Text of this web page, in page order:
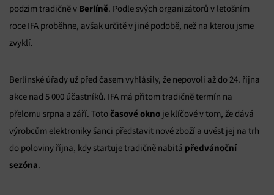
podzim tradičně v Berlíně. Podle svých organizátorů v letošním
roce IFA proběhne, avšak určitě v jiné podobě, než na kterou jsme
zvyklí.
Berlínské úřady už před časem vyhlásily, že nepovolí až do 24. října
akce nad 5 000 účastníků. IFA má přitom tradičně termín na
přelomu srpna a září. Totočasové okno je klíčové v tom, že dává
výrobcům elektroniky šanci představit nové zboží a uvést jej na trh
do poloviny října, kdy startuje tradičně nabitá předvánoční
sezóna.